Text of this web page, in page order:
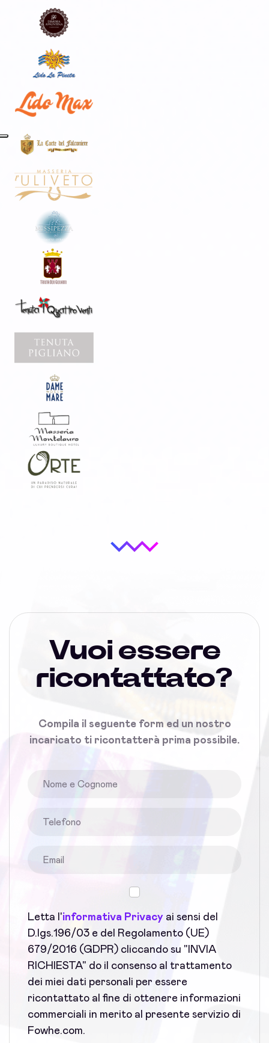
Vuoi essere
ricontattato?
Compila il seguente form ed un nostro
incaricato ti ricontatterà prima possibile.
Letta l'informativa Privacy ai sensi del
D.lgs.196/03 e del Regolamento (UE)
679/2016 (GDPR) cliccando su "INVIA
RICHIESTA" do il consenso al trattamento
dei miei dati personali per essere
ricontattato al fine di ottenere informazioni
commerciali in merito al presente servizio di
Fowhe.com.